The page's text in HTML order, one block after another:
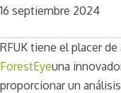
16 septiembre 2024
RFUK tiene el placer
ForestEyeuna
proporcionar un